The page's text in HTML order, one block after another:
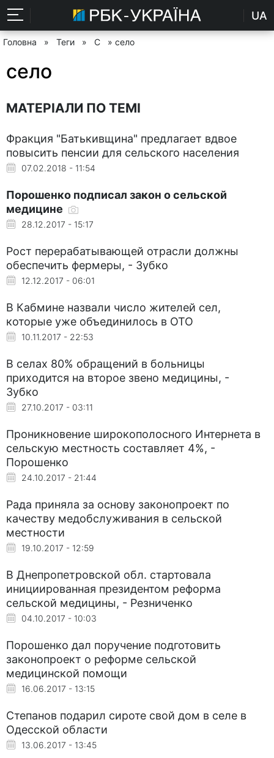
UA
Головна » Теги » С » село
село
МАТЕРІАЛИ ПО ТЕМІ
Фракция "Батькивщина" предлагает вдвое
повысить пенсии для сельского населения
07.02.2018 - 11:54
Порошенко подписал закон о сельской
медицине
28.12.2017 - 15:17
Рост перерабатывающей отрасли должны
обеспечить фермеры, - Зубко
12.12.2017 - 06:01
В Кабмине назвали число жителей сел,
которые уже объединилось в ОТО
10.11.2017 - 22:53
В селах 80% обращений в больницы
приходится на второе звено медицины, -
Зубко
27.10.2017 - 03:11
Проникновение широкополосного Интернета в
сельскую местность составляет 4%, -
Порошенко
24.10.2017 - 21:44
Рада приняла за основу законопроект по
качеству медобслуживания в сельской
местности
19.10.2017 - 12:59
В Днепропетровской обл. стартовала
инициированная президентом реформа
сельской медицины, - Резниченко
04.10.2017 - 10:03
Порошенко дал поручение подготовить
законопроект о реформе сельской
медицинской помощи
16.06.2017 - 13:15
Степанов подарил сироте свой дом в селе в
Одесской области
13.06.2017 - 13:45